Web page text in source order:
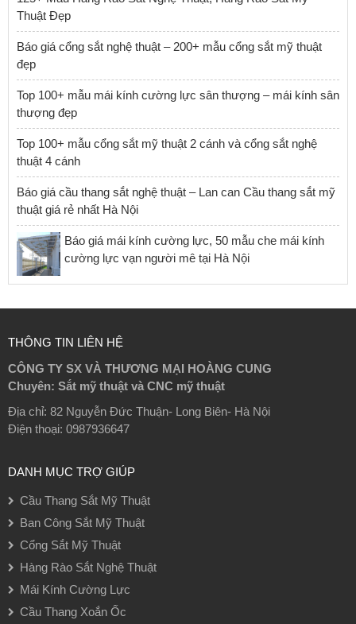
Thuật Đẹp
Báo giá cổng sắt nghệ thuật – 200+ mẫu cổng sắt mỹ thuật
đẹp
Top 100+ mẫu mái kính cường lực sân thượng – mái kính sân
thượng đẹp
Top 100+ mẫu cổng sắt mỹ thuật 2 cánh và cổng sắt nghệ
thuật 4 cánh
Báo giá cầu thang sắt nghệ thuật – Lan can Cầu thang sắt mỹ
thuật giá rẻ nhất Hà Nội
Báo giá mái kính cường lực, 50 mẫu che mái kính
cường lực vạn người mê tại Hà Nội
THÔNG TIN LIÊN HỆ
CÔNG TY SX VÀ THƯƠNG MẠI HOÀNG CUNG
Chuyên: Sắt mỹ thuật và CNC mỹ thuật
Địa chỉ: 82 Nguyễn Đức Thuận- Long Biên- Hà Nội
Điện thoại: 0987936647
DANH MỤC TRỢ GIÚP
Cầu Thang Sắt Mỹ Thuật
Ban Công Sắt Mỹ Thuật
Cổng Sắt Mỹ Thuật
Hàng Rào Sắt Nghệ Thuật
Mái Kính Cường Lực
Cầu Thang Xoắn Ốc